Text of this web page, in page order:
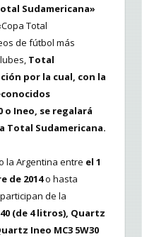
Sudamericana»
Total
de fútbol más
Total
por la cual, con la
Ineo, se regalará
Total Sudamericana.
la Argentina entre el 1
de 2014o hasta
de la
(de 4 litros), Quartz
Ineo MC3 5W30